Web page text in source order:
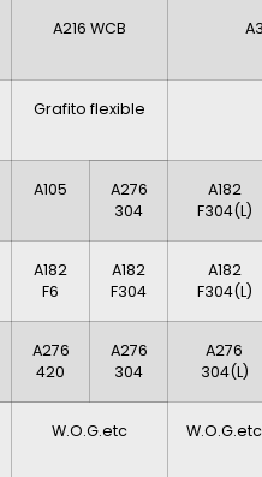
A216 WCB
Grafito flexible
A105
A276
304
A182
F304(L)
A182
F6
A182
F304
A182
F304(L)
A276
420
A276
304
A276
304(L)
W.O.G.etc W.O.G.etc